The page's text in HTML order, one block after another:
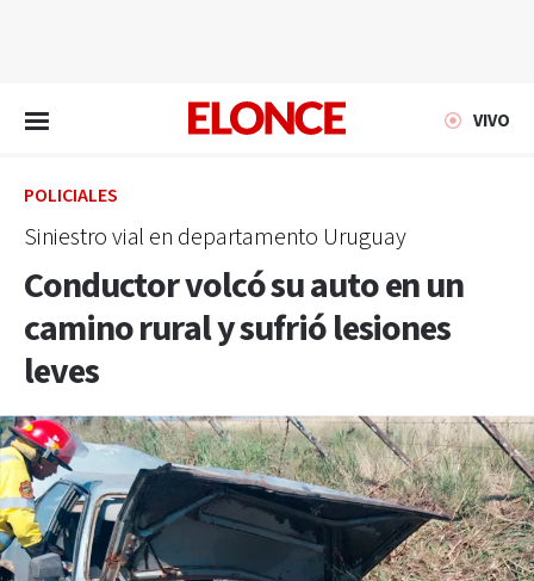
VIVO
POLICIALES
Siniestro vial en departamento Uruguay
Conductor volcó su auto en un
camino rural y sufrió lesiones
leves